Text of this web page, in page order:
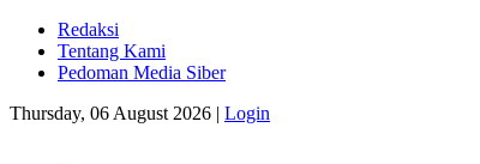
Redaksi
Tentang Kami
Pedoman Media Siber
Thursday, 06 August 2026 | Login